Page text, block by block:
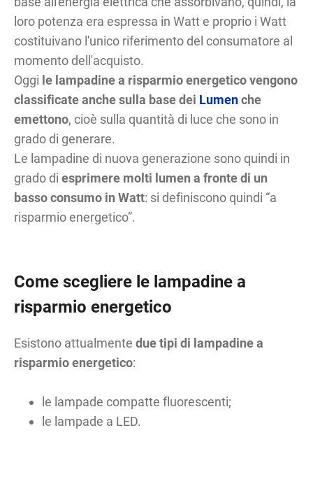
loro potenza era espressa in Watt e proprio i Watt
costituivano l'unico riferimento del consumatore al
momento dell'acquisto.
Oggi le lampadine a risparmio energetico vengono
classificate anche sulla base dei Lumenche
emettono, cioè sulla quantità di luce che sono in
grado di generare.
Le lampadine di nuova generazione sono quindi in
grado diesprimere molti lumen a fronte di un
basso consumo in Watt: si definiscono quindi “a
risparmio energetico”.
Come scegliere le lampadine a
risparmio energetico
Esistono attualmentedue tipi di lampadine a
risparmio energetico:
le lampade compatte fluorescenti;
le lampade a LED.